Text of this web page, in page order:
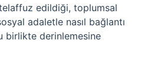
edildiği, toplumsal
adaletle nasıl bağlantı
birlikte derinlemesine